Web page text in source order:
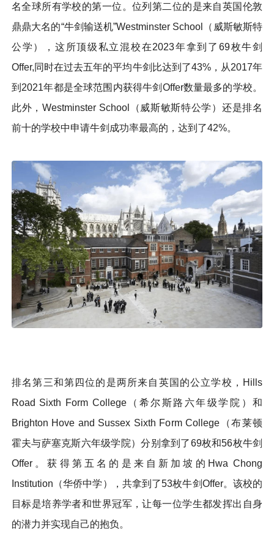
名全球所有学校的第一位。位列第二位的是来自英国伦敦
鼎鼎大名的“牛剑输送机”Westminster School（威斯敏斯特
公学），这所顶级私立混校在2023年拿到了69枚牛剑
Offer,同时在过去五年的平均牛剑比达到了43%，从2017年
到2021年都是全球范围内获得牛剑Offer数量最多的学校。
此外，Westminster School（威斯敏斯特公学）还是排名
前十的学校中申请牛剑成功率最高的，达到了42%。
排名第三和第四位的是两所来自英国的公立学校，Hills
Road Sixth Form College（希尔斯路六年级学院）和
Brighton Hove and Sussex Sixth Form College（布莱顿
霍夫与萨塞克斯六年级学院）分别拿到了69枚和56枚牛剑
Offer。获得第五名的是来自新加坡的Hwa Chong
Institution（华侨中学），共拿到了53枚牛剑Offer。该校的
目标是培养学者和世界冠军，让每一位学生都发挥出自身
的潜力并实现自己的抱负。